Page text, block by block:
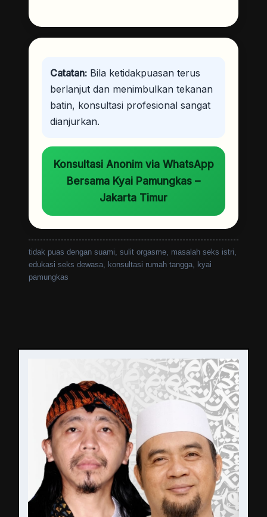
Catatan: Bila ketidakpuasan terus
berlanjut dan menimbulkan tekanan
batin, konsultasi profesional sangat
dianjurkan.
Konsultasi Anonim via WhatsApp
Bersama Kyai Pamungkas –
Jakarta Timur
tidak puas dengan suami, sulit orgasme, masalah seks istri,
edukasi seks dewasa, konsultasi rumah tangga, kyai
pamungkas